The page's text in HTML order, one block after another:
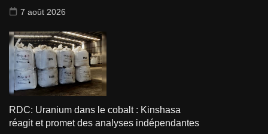
7 août 2026
RDC: Uranium dans le cobalt : Kinshasa
réagit et promet des analyses indépendantes